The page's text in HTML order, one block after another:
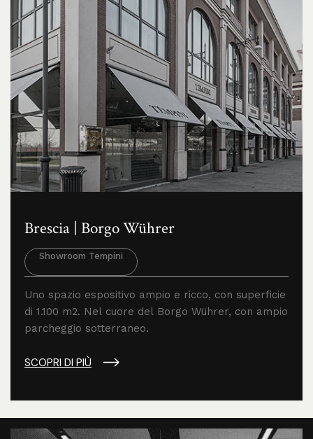
Brescia | Borgo Wührer
Showroom Tempini
Uno spazio espositivo ampio e ricco, con superficie
di 1.100 m2. Nel cuore del Borgo Wührer, con ampio
parcheggio sotterraneo.
SCOPRI DI PIÙ